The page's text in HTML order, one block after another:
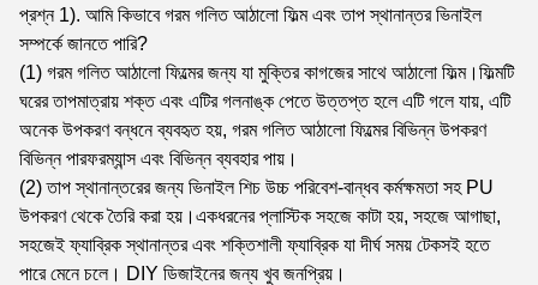
প্রশ্ন 1). আমি কিভাবে গরম গলিত আঠালো ফিল্ম এবং তাপ স্থানান্তর ভিনাইল
সম্পর্কে জানতে পারি?
(1) গরম গলিত আঠালো ফিল্মের জন্য যা মুক্তির কাগজের সাথে আঠালো ফিল্ম।ফিল্মটি
ঘরের তাপমাত্রায় শক্ত এবং এটির গলনাঙ্ক পেতে উত্তপ্ত হলে এটি গলে যায়, এটি
অনেক উপকরণ বন্ধনে ব্যবহৃত হয়, গরম গলিত আঠালো ফিল্মের বিভিন্ন উপকরণ
বিভিন্ন পারফরম্যান্স এবং বিভিন্ন ব্যবহার পায়।
(2) তাপ স্থানান্তরের জন্য ভিনাইল শিচ উচ্চ পরিবেশ-বান্ধব কর্মক্ষমতা সহ PU
উপকরণ থেকে তৈরি করা হয়।একধরনের প্লাস্টিক সহজে কাটা হয়, সহজে আগাছা,
সহজেই ফ্যাব্রিক স্থানান্তর এবং শক্তিশালী ফ্যাব্রিক যা দীর্ঘ সময় টেকসই হতে
পারে মেনে চলে। DIY ডিজাইনের জন্য খুব জনপ্রিয়।